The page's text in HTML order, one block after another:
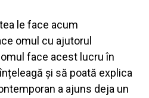
le face acum
omul cu ajutorul
face acest lucru în
și să poată explica
a ajuns deja un